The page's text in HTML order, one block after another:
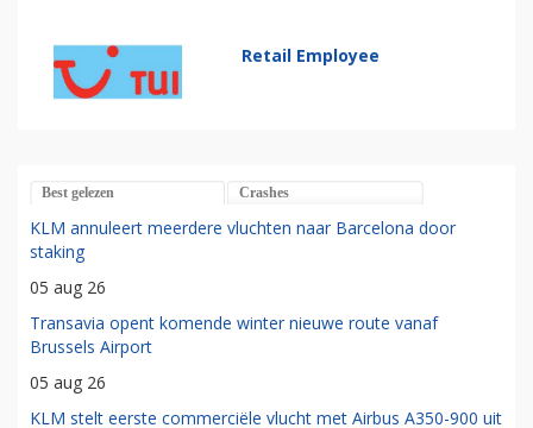
Retail Employee
Best gelezen Crashes
KLM annuleert meerdere vluchten naar Barcelona door
staking
05 aug 26
Transavia opent komende winter nieuwe route vanaf
Brussels Airport
05 aug 26
KLM stelt eerste commerciële vlucht met Airbus A350-900 uit